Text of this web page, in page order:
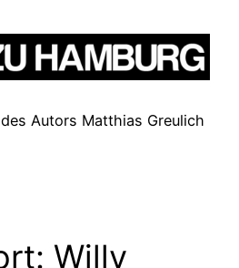
Autors Matthias Greulich
Willy